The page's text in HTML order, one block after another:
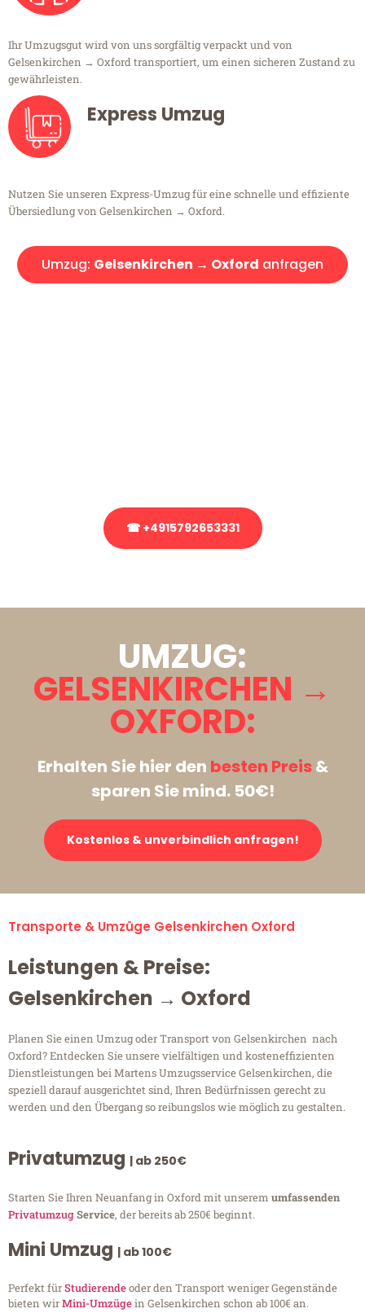
Ihr Umzugsgut wird von uns sorgfältig verpackt und von
Gelsenkirchen → Oxford transportiert, um einen sicheren Zustand zu
gewährleisten.
Express Umzug
Nutzen Sie unseren Express-Umzug für eine schnelle und effiziente
Übersiedlung von Gelsenkirchen → Oxford.
Umzug: Gelsenkirchen → Oxford anfragen
☎ +4915792653331
UMZUG:
GELSENKIRCHEN →
OXFORD:
Erhalten Sie hier den besten Preis&
sparen Sie mind. 50€!
Kostenlos & unverbindlich anfragen!
Transporte & Umzüge Gelsenkirchen Oxford
Leistungen & Preise:
Gelsenkirchen → Oxford
Planen Sie einen Umzug oder Transport von Gelsenkirchen nach
Oxford? Entdecken Sie unsere vielfältigen und kosteneffizienten
Dienstleistungen bei Martens Umzugsservice Gelsenkirchen, die
speziell darauf ausgerichtet sind, Ihren Bedürfnissen gerecht zu
werden und den Übergang so reibungslos wie möglich zu gestalten.
Privatumzug | ab 250€
Starten Sie Ihren Neuanfang in Oxford mit unserem umfassenden
PrivatumzugService, der bereits ab 250€ beginnt.
Mini Umzug | ab 100€
Perfekt fürStudierendeoder den Transport weniger Gegenstände
bieten wirMini-Umzügein Gelsenkirchen schon ab 100€ an.